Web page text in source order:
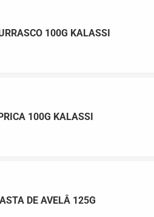
100G KALASSI
100G KALASSI
DE AVELÂ 125G